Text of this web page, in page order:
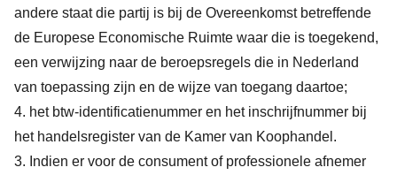
andere staat die partij is bij de Overeenkomst betreffende
de Europese Economische Ruimte waar die is toegekend,
een verwijzing naar de beroepsregels die in Nederland
van toepassing zijn en de wijze van toegang daartoe;
4. het btw-identificatienummer en het inschrijfnummer bij
het handelsregister van de Kamer van Koophandel.
3. Indien er voor de consument of professionele afnemer